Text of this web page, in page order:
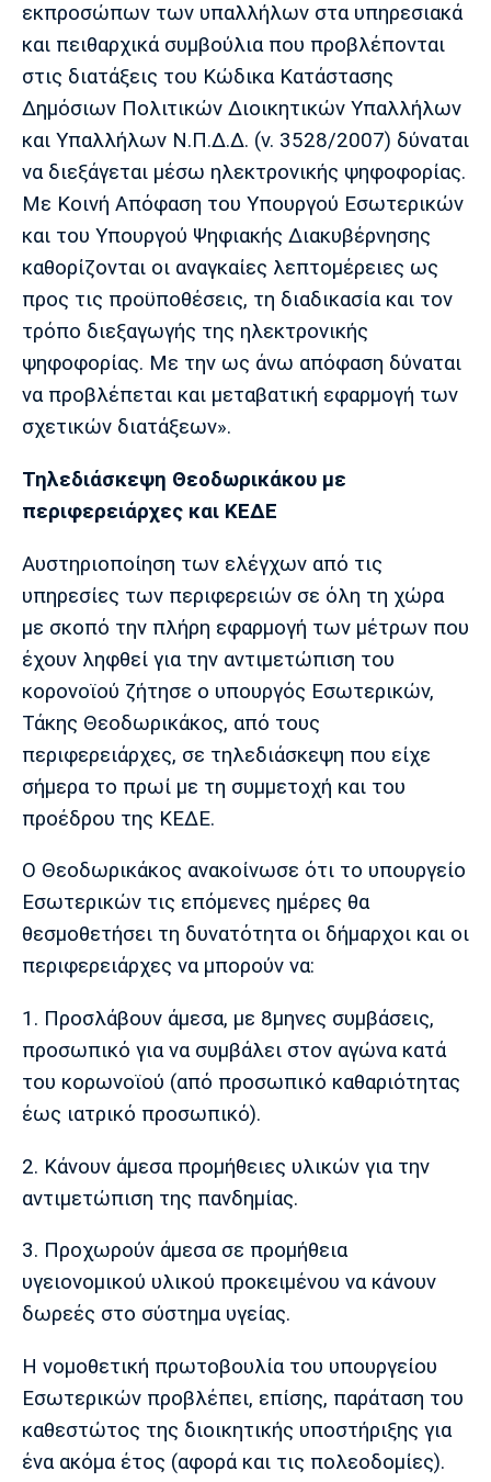
Πόρτο
εκπροσώπων των υπαλλήλων στα υπηρεσιακά
και πειθαρχικά συμβούλια που προβλέπονται
στις διατάξεις του Κώδικα Κατάστασης
Δημόσιων Πολιτικών Διοικητικών Υπαλλήλων
και Υπαλλήλων Ν.Π.Δ.Δ. (ν. 3528/2007) δύναται
να διεξάγεται μέσω ηλεκτρονικής ψηφοφορίας.
Με Κοινή Απόφαση του Υπουργού Εσωτερικών
και του Υπουργού Ψηφιακής Διακυβέρνησης
καθορίζονται οι αναγκαίες λεπτομέρειες ως
προς τις προϋποθέσεις, τη διαδικασία και τον
τρόπο διεξαγωγής της ηλεκτρονικής
ψηφοφορίας. Με την ως άνω απόφαση δύναται
να προβλέπεται και μεταβατική εφαρμογή των
σχετικών διατάξεων».
Τηλεδιάσκεψη Θεοδωρικάκου με
περιφερειάρχες και ΚΕΔΕ
Αυστηριοποίηση των ελέγχων από τις
υπηρεσίες των περιφερειών σε όλη τη χώρα
με σκοπό την πλήρη εφαρμογή των μέτρων που
έχουν ληφθεί για την αντιμετώπιση του
κορονοϊού ζήτησε ο υπουργός Εσωτερικών,
Τάκης Θεοδωρικάκος, από τους
περιφερειάρχες, σε τηλεδιάσκεψη που είχε
σήμερα το πρωί με τη συμμετοχή και του
προέδρου της ΚΕΔΕ.
Ο Θεοδωρικάκος ανακοίνωσε ότι το υπουργείο
Εσωτερικών τις επόμενες ημέρες θα
θεσμοθετήσει τη δυνατότητα οι δήμαρχοι και οι
περιφερειάρχες να μπορούν να:
1. Προσλάβουν άμεσα, με 8μηνες συμβάσεις,
προσωπικό για να συμβάλει στον αγώνα κατά
του κορωνοϊού (από προσωπικό καθαριότητας
έως ιατρικό προσωπικό).
2. Κάνουν άμεσα προμήθειες υλικών για την
αντιμετώπιση της πανδημίας.
3. Προχωρούν άμεσα σε προμήθεια
υγειονομικού υλικού προκειμένου να κάνουν
δωρεές στο σύστημα υγείας.
Η νομοθετική πρωτοβουλία του υπουργείου
Εσωτερικών προβλέπει, επίσης, παράταση του
καθεστώτος της διοικητικής υποστήριξης για
ένα ακόμα έτος (αφορά και τις πολεοδομίες).